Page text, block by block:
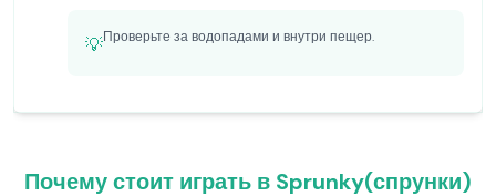
💡Проверьте за водопадами и внутри пещер.
Почему стоит играть в Sprunky(спрунки)